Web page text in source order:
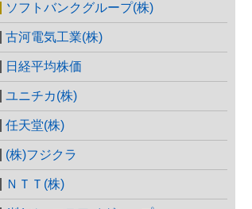
ソフトバンクグループ(株)
古河電気工業(株)
日経平均株価
ユニチカ(株)
任天堂(株)
(株)フジクラ
ＮＴＴ(株)